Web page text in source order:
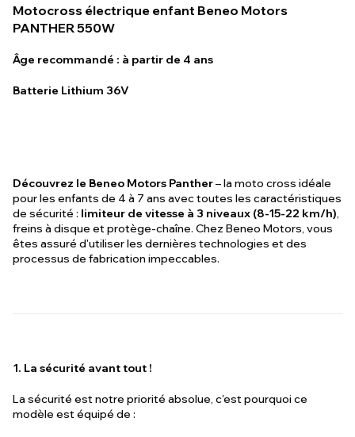
Motocross électrique enfant Beneo Motors
PANTHER 550W
Âge recommandé : à partir de 4 ans
Batterie Lithium 36V
Découvrez le Beneo Motors Panther– la moto cross idéale
pour les enfants de 4 à 7 ans avec toutes les caractéristiques
de sécurité : limiteur de vitesse à 3 niveaux (8-15-22 km/h),
freins à disque et protège-chaîne. Chez Beneo Motors, vous
êtes assuré d'utiliser les dernières technologies et des
processus de fabrication impeccables.
1. La sécurité avant tout !
La sécurité est notre priorité absolue, c'est pourquoi ce
modèle est équipé de :